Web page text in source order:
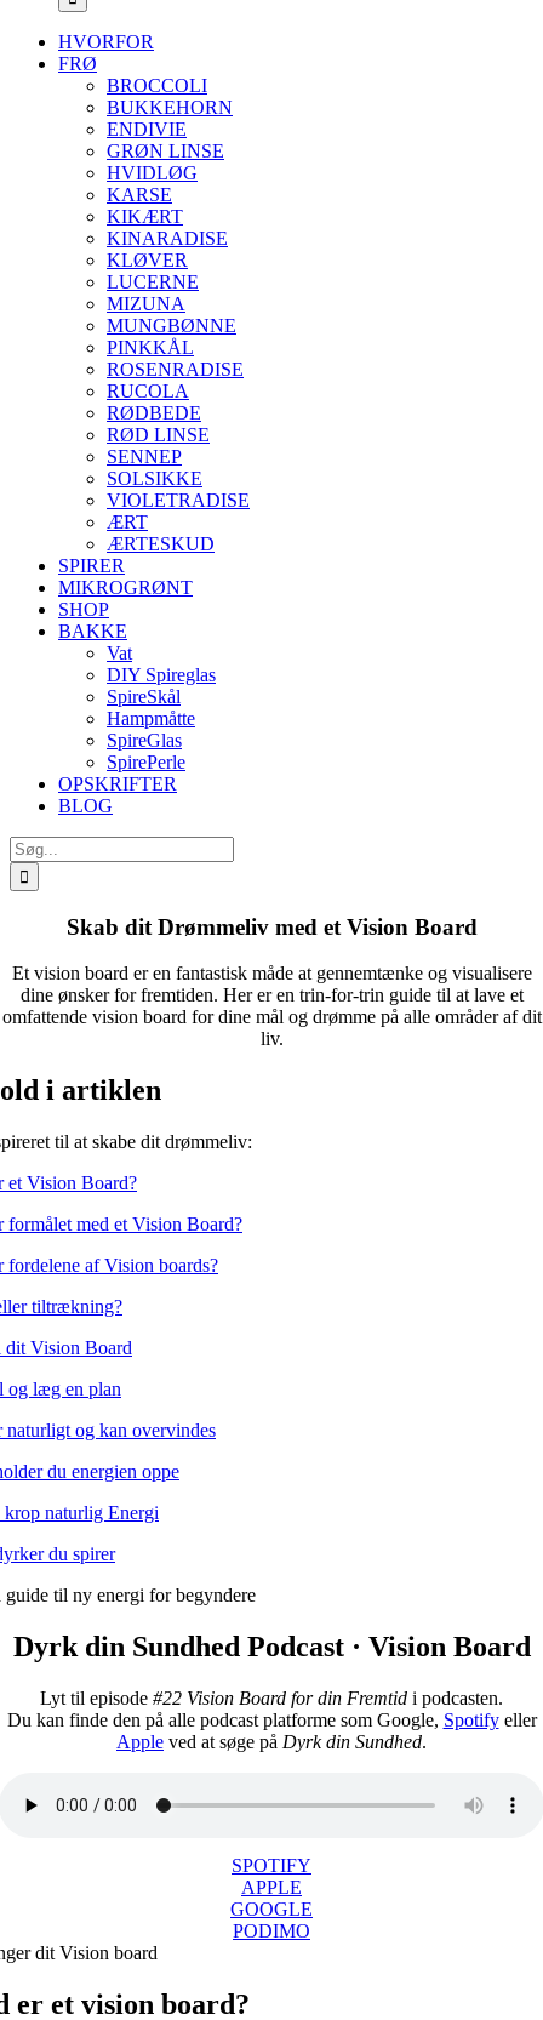
HVORFOR
FRØ
BROCCOLI
BUKKEHORN
ENDIVIE
GRØN LINSE
HVIDLØG
KARSE
KIKÆRT
KINARADISE
KLØVER
LUCERNE
MIZUNA
MUNGBØNNE
PINKKÅL
ROSENRADISE
RUCOLA
RØDBEDE
RØD LINSE
SENNEP
SOLSIKKE
VIOLETRADISE
ÆRT
ÆRTESKUD
SPIRER
MIKROGRØNT
SHOP
BAKKE
Vat
DIY Spireglas
SpireSkål
Hampmåtte
SpireGlas
SpirePerle
OPSKRIFTER
BLOG
Søg
efter:
Skab dit Drømmeliv med et Vision Board
Et vision board er en fantastisk måde at gennemtænke og visualisere
dine ønsker for fremtiden. Her er en trin-for-trin guide til at lave et
omfattende vision board for dine mål og drømme på alle områder af dit
liv.
i artiklen
til at skabe dit drømmeliv:
et Vision Board?
formålet med et Vision Board?
fordelene af Vision boards?
tiltrækning?
dit Vision Board
og læg en plan
naturligt og kan overvindes
du energien oppe
naturlig Energi
du spirer
Dyrk din Sundhed Podcast · Vision Board
Lyt til episode #22 Vision Board for din Fremtid i podcasten.
Du kan finde den på alle podcast platforme som Google, Spotifyeller
Apple ved at søge på Dyrk din Sundhed.
SPOTIFY
APPLE
GOOGLE
PODIMO
er et vision board?